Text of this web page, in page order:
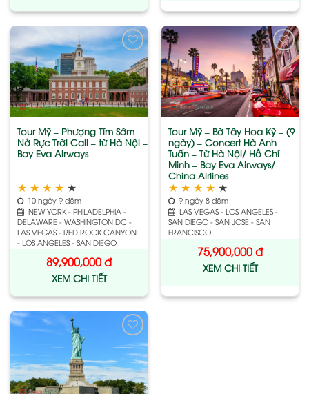
Add
to
wishlist
Tour Mỹ – Phượng Tím Sớm
Nở Rực Trời Cali – từ Hà Nội –
Bay Eva Airways
★ ★ ★ ★ ★
10 ngày 9 đêm
NEW YORK - PHILADELPHIA -
DELAWARE - WASHINGTON DC -
LAS VEGAS - RED ROCK CANYON
- LOS ANGELES - SAN DIEGO
89,900,000đ
XEM CHI TIẾT
Add
to
wishlist
Tour Mỹ – Bờ Tây Hoa Kỳ – (9
ngày) – Concert Hà Anh
Tuấn – Từ Hà Nội/ Hồ Chí
Minh – Bay Eva Airways/
China Airlines
★ ★ ★ ★ ★
9 ngày 8 đêm
LAS VEGAS - LOS ANGELES -
SAN DIEGO - SAN JOSE - SAN
FRANCISCO
75,900,000đ
XEM CHI TIẾT
Add
to
wishlist